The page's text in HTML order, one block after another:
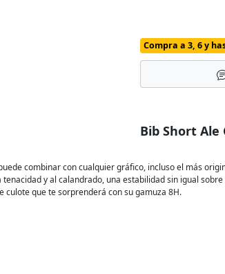
Compra a 3, 6 y
Bib Short Ale
combinar con cualquier gráfico, incluso el más
y al calandrado, una estabilidad sin igual
culote que te sorprenderá con su gamuza 8H.